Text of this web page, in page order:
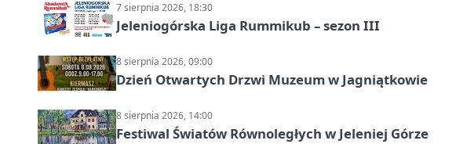
7 sierpnia 2026, 18:30
Jeleniogórska Liga Rummikub – sezon III
8 sierpnia 2026, 09:00
Dzień Otwartych Drzwi Muzeum w Jagniątkowie
8 sierpnia 2026, 14:00
Festiwal Światów Równoległych w Jeleniej Górze